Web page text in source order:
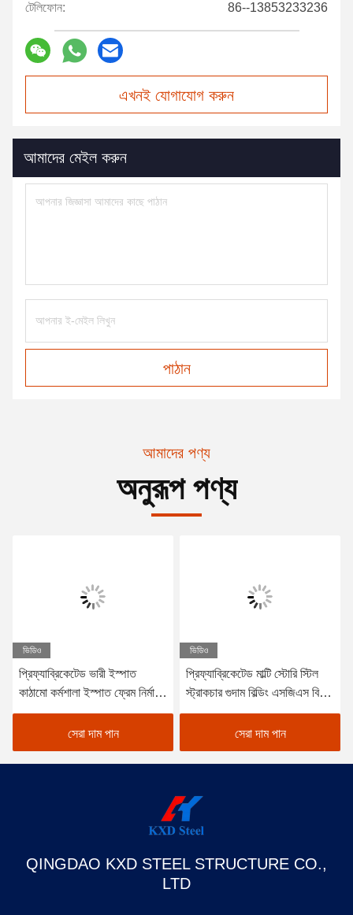
টেলিফোন: 86--13853233236
এখনই যোগাযোগ করুন
আমাদের মেইল করুন
পাঠান
আমাদের পণ্য
অনুরূপ পণ্য
ভিডিও
প্রিফ্যাব্রিকেটেড ভারী ইস্পাত
কাঠামো কর্মশালা ইস্পাত ফ্রেম নির্মাণ
স্টোরেজ শ্যাড
সেরা দাম পান
ভিডিও
প্রিফ্যাব্রিকেটেড মাল্টি স্টোরি স্টিল
স্ট্রাকচার গুদাম বিল্ডিং এসজিএস বিভি
সিই অনুমোদিত
সেরা দাম পান
QINGDAO KXD STEEL STRUCTURE CO.,
LTD